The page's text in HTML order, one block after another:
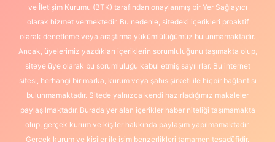
ve İletişim Kurumu (BTK) tarafından onaylanmış bir Yer Sağlayıcı
olarak hizmet vermektedir. Bu nedenle, sitedeki içerikleri proaktif
olarak denetleme veya araştırma yükümlülüğümüz bulunmamaktadır.
Ancak, üyelerimiz yazdıkları içeriklerin sorumluluğunu taşımakta olup,
siteye üye olarak bu sorumluluğu kabul etmiş sayılırlar. Bu internet
sitesi, herhangi bir marka, kurum veya şahıs şirketi ile hiçbir bağlantısı
bulunmamaktadır. Sitede yalnızca kendi hazırladığımız makaleler
paylaşılmaktadır. Burada yer alan içerikler haber niteliği taşımamakta
olup, gerçek kurum ve kişiler hakkında paylaşım yapılmamaktadır.
Gerçek kurum ve kişiler ile isim benzerlikleri tamamen tesadüfidir.